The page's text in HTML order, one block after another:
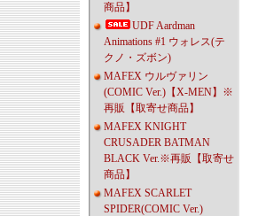
商品】
UDF Aardman
Animations #1 ウォレス(テ
クノ・ズボン)
MAFEX ウルヴァリン
(COMIC Ver.)【X-MEN】※
再販【取寄せ商品】
MAFEX KNIGHT
CRUSADER BATMAN
BLACK Ver.※再販【取寄せ
商品】
MAFEX SCARLET
SPIDER(COMIC Ver.)